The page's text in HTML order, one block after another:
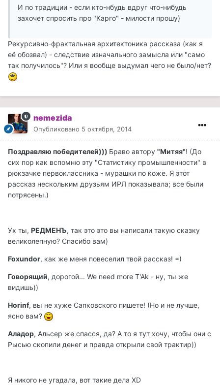
И по традиции - если кто-нбудь вдруг что-нибудь
захочет спросить про "Карго" - милости прошу)
Рекурсивно-фрактальная архитектоника рассказа (как я
её обозвал) - следствие изначального замысла или "само
так получилось"? Или я вообще выдумал чего не было/нет?
nemezida
Опубликовано 5 октября, 2014
Поздравляю победителей))) Браво автору "Митяя"! (До
сих пор как вспомню эту "Статистику промышленности" в
рюкзачке первоклассника - мурашки по коже. Я этот
рассказ нескольким друзьям ИРЛ показывала; все были
потрясены.)
Ух ты, РЕДМЕНЪ, так это это вы написали такую сказку
великолепную? Спасибо вам)
Foxundor, как же меня повеселил твой рассказ! =)
Говорящий, дорогой... We need more T'Ak - ну, ты же
видишь))
Horinf, вы не хуже Сапковского пишете! (Но и не лучше,
ясно вам?
Аладор, Альсер же спасся, да? А то я тут хочу, чтобы они с
Рысью скопили денег и правда открыли свой трактир))
Я никого не угадала, вот такие дела XD